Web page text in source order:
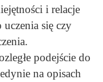
i relacje
uczenia się czy
podejście do
na opisach